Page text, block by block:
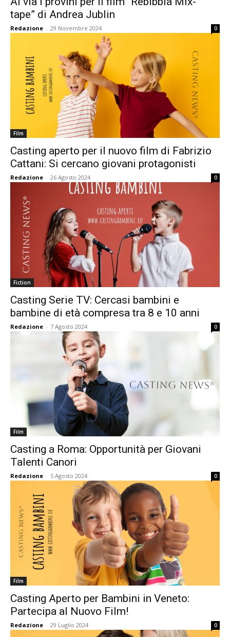
tape” di Andrea Jublin
Redazione - 29 Novembre 2024 0
Film
Casting aperto per il nuovo film di Fabrizio
Cattani: Si cercano giovani protagonisti
Redazione - 26 Agosto 2024 0
Fiction
Casting Serie TV: Cercasi bambini e
bambine di età compresa tra 8 e 10 anni
Redazione - 7 Agosto 2024 0
Film
Casting a Roma: Opportunità per Giovani
Talenti Canori
Redazione - 5 Agosto 2024 0
Film
Casting Aperto per Bambini in Veneto:
Partecipa al Nuovo Film!
Redazione - 29 Luglio 2024 0